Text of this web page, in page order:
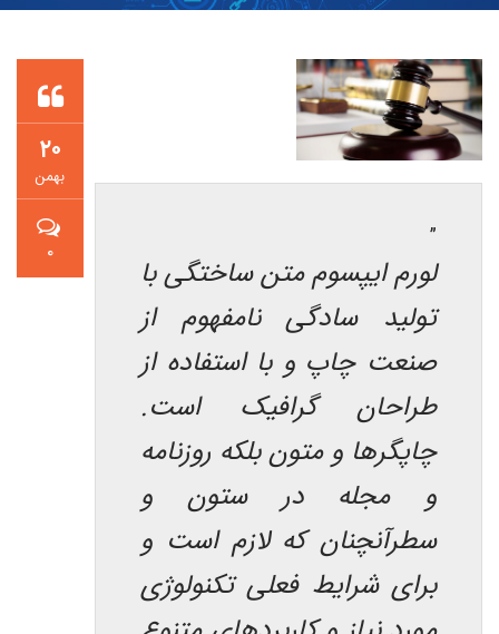
۲۰
بهمن
۰
لورم ایپسوم متن ساختگی با
تولید سادگی نامفهوم از
صنعت چاپ و با استفاده از
طراحان گرافیک است.
چاپگرها و متون بلکه روزنامه
و مجله در ستون و
سطرآنچنان که لازم است و
برای شرایط فعلی تکنولوژی